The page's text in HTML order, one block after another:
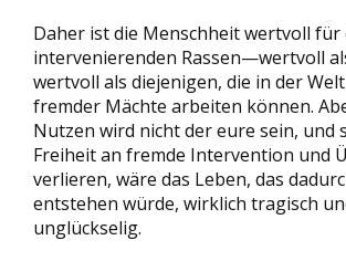
Daher ist die Menschheit wertvoll für
intervenierenden Rassen—wertvoll
wertvoll als diejenigen, die in der
fremder Mächte arbeiten können.
Nutzen wird nicht der eure sein, und
Freiheit an fremde Intervention und
verlieren, wäre das Leben, das
entstehen würde, wirklich tragisch
unglückselig.